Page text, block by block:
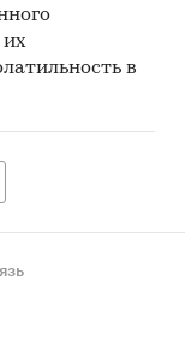
долларах и
и
их
в